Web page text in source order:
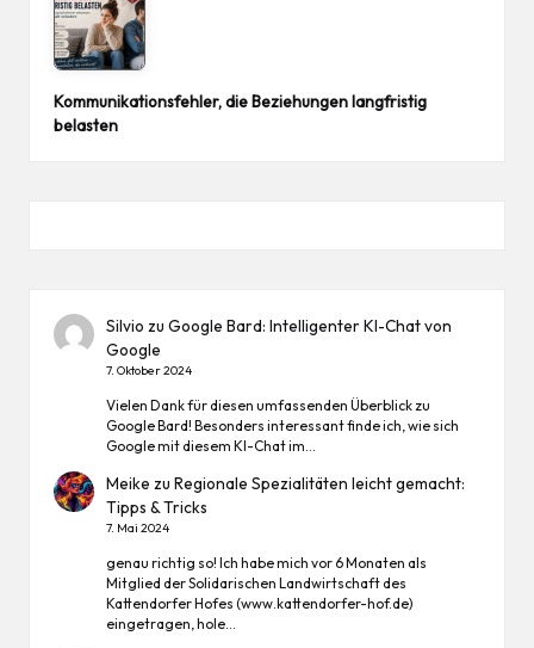
Kommunikationsfehler, die Beziehungen langfristig
belasten
Silvio zuGoogle Bard: Intelligenter KI-Chat von
Google
7. Oktober 2024
Vielen Dank für diesen umfassenden Überblick zu
Google Bard! Besonders interessant finde ich, wie sich
Google mit diesem KI-Chat im…
Meike zuRegionale Spezialitäten leicht gemacht:
Tipps & Tricks
7. Mai 2024
genau richtig so! Ich habe mich vor 6 Monaten als
Mitglied der Solidarischen Landwirtschaft des
Kattendorfer Hofes (www.kattendorfer-hof.de)
eingetragen, hole…